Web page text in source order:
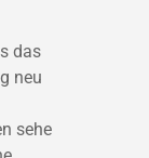
das
neu
sehe